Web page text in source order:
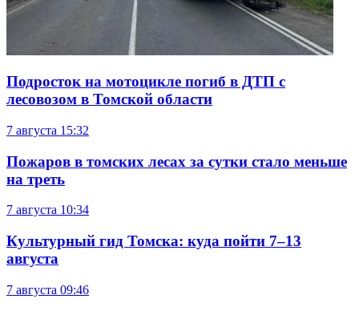
Подросток на мотоцикле погиб в ДТП с
лесовозом в Томской области
7 августа 15:32
Пожаров в томских лесах за сутки стало меньше
на треть
7 августа 10:34
Культурный гид Томска: куда пойти 7–13
августа
7 августа 09:46